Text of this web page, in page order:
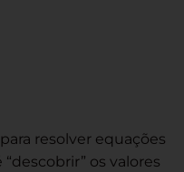
resolver equações
os valores